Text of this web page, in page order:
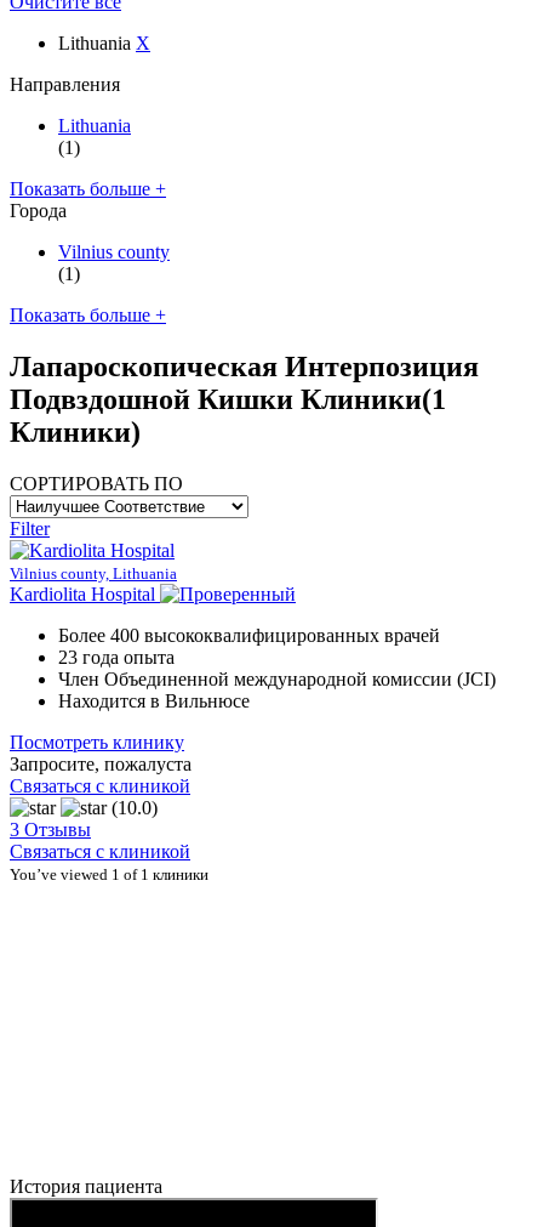
Lithuania X
Направления
Lithuania
(1)
Показать больше +
Города
Vilnius county
(1)
Показать больше +
Лапароскопическая Интерпозиция
Подвздошной Кишки Клиники(1
Клиники)
СОРТИРОВАТЬ ПО
Filter
Vilnius county, Lithuania
Kardiolita Hospital
Более 400 высококвалифицированных врачей
23 года опыта
Член Объединенной международной комиссии (JCI)
Находится в Вильнюсе
Посмотреть клинику
Запросите, пожалуста
Связаться с клиникой
(10.0)
3 Отзывы
Связаться с клиникой
You’ve viewed 1 of 1 клиники
История пациента